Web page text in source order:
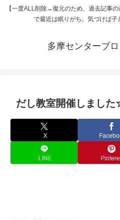
【一度ALL削除→復元のため、過去記事
で最近は眠りがち。気づけば子
多摩センターブ
だし教室開催しまし
X
LINE